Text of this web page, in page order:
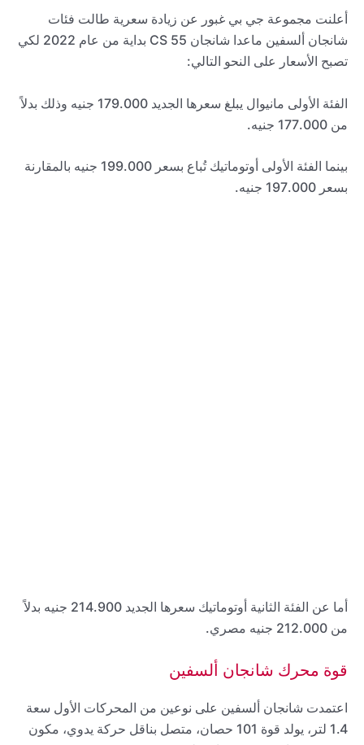
أعلنت مجموعة جي بي غبور عن زيادة سعرية طالت فئات
شانجان ألسفين ماعدا شانجان CS 55 بداية من عام 2022 لكي
تصبح الأسعار على النحو التالي:
الفئة الأولى مانيوال يبلغ سعرها الجديد 179.000 جنيه وذلك بدلاً
من 177.000 جنيه.
بينما الفئة الأولى أوتوماتيك تُباع بسعر 199.000 جنيه بالمقارنة
بسعر 197.000 جنيه.
أما عن الفئة الثانية أوتوماتيك سعرها الجديد 214.900 جنيه بدلاً
من 212.000 جنيه مصري.
قوة محرك شانجان ألسفين
اعتمدت شانجان ألسفين على نوعين من المحركات الأول سعة
1.4 لتر، يولد قوة 101 حصان، متصل بناقل حركة يدوي، مكون